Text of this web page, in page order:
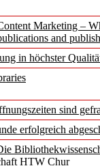
Marketing –
and
in höchster
sind
erfolgreich
HTW Chur